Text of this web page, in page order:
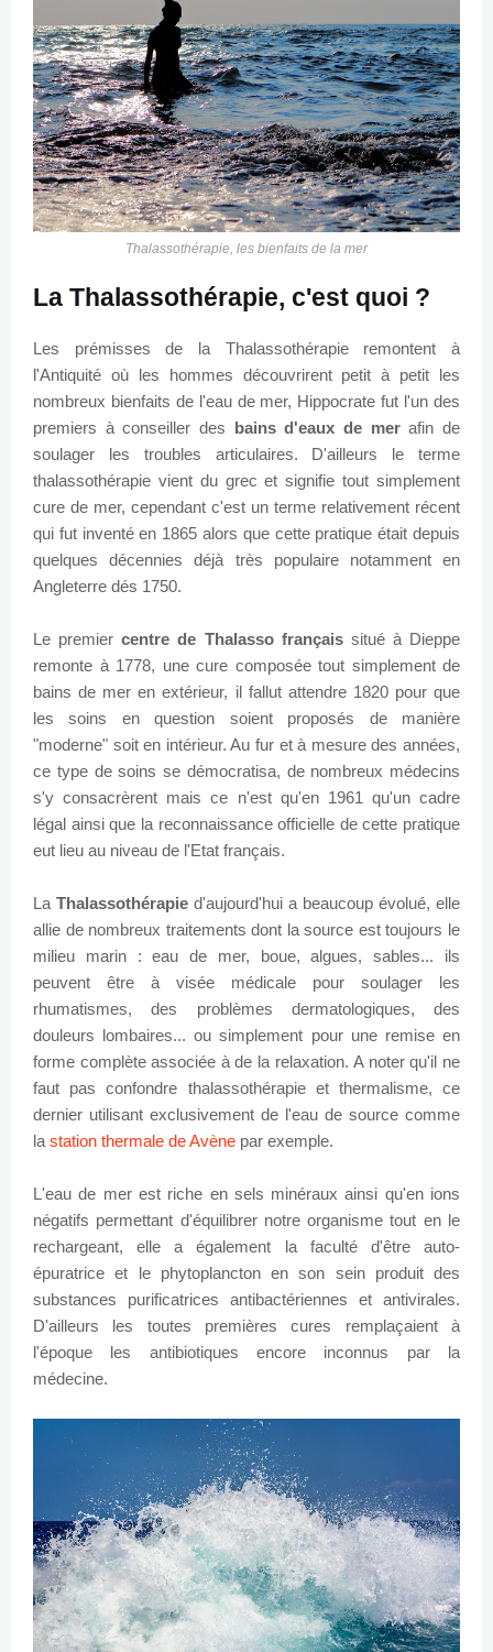
Thalassothérapie, les bienfaits de la mer
La Thalassothérapie, c'est quoi ?
Les prémisses de la Thalassothérapie remontent à
l'Antiquité où les hommes découvrirent petit à petit les
nombreux bienfaits de l'eau de mer, Hippocrate fut l'un des
premiers à conseiller des bains d'eaux de merafin de
soulager les troubles articulaires. D'ailleurs le terme
thalassothérapie vient du grec et signifie tout simplement
cure de mer, cependant c'est un terme relativement récent
qui fut inventé en 1865 alors que cette pratique était depuis
quelques décennies déjà très populaire notamment en
Angleterre dés 1750.
Le premiercentre de Thalasso françaissitué à Dieppe
remonte à 1778, une cure composée tout simplement de
bains de mer en extérieur, il fallut attendre 1820 pour que
les soins en question soient proposés de manière
"moderne" soit en intérieur. Au fur et à mesure des années,
ce type de soins se démocratisa, de nombreux médecins
s'y consacrèrent mais ce n'est qu'en 1961 qu'un cadre
légal ainsi que la reconnaissance officielle de cette pratique
eut lieu au niveau de l'Etat français.
La Thalassothérapie d'aujourd'hui a beaucoup évolué, elle
allie de nombreux traitements dont la source est toujours le
milieu marin : eau de mer, boue, algues, sables... ils
peuvent être à visée médicale pour soulager les
rhumatismes, des problèmes dermatologiques, des
douleurs lombaires... ou simplement pour une remise en
forme complète associée à de la relaxation.A noter qu'il ne
faut pas confondre thalassothérapie et thermalisme, ce
dernier utilisant exclusivement de l'eau de source comme
la station thermale de Avène par exemple.
L'eau de mer est riche en sels minéraux ainsi qu'en ions
négatifs permettant d'équilibrer notre organisme tout en le
rechargeant, elle a également la faculté d'être auto-
épuratrice et le phytoplancton en son sein produit des
substances purificatrices antibactériennes et antivirales.
D'ailleurs les toutes premières cures remplaçaient à
l'époque les antibiotiques encore inconnus par la
médecine.